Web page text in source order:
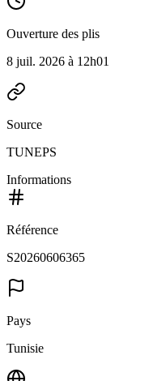
Ouverture des plis
8 juil. 2026 à 12h01
Source
TUNEPS
Informations
Référence
S20260606365
Pays
Tunisie